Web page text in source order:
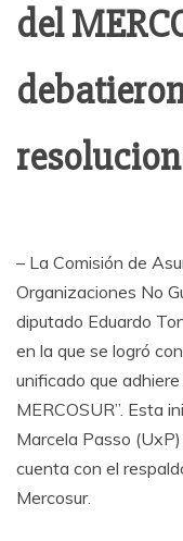
del
– La Comisión de
Organizaciones No
diputado Eduardo
en la que se logró
unificado que
MERCOSUR”. Esta
Marcela Passo
cuenta con el
Mercosur.